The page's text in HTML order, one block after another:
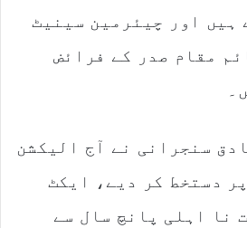
ہیں اور چیئرمین سینیٹ
مقام صدر کے فرائض
سنجرانی نے آج الیکشن
دستخط کر دیے، ایکٹ
نا اہلی پانچ سال سے